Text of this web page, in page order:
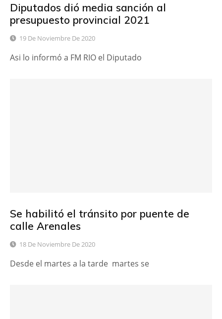
Diputados dió media sanción al
presupuesto provincial 2021
19 De Noviembre De 2020
Asi lo informó a FM RIO el Diputado
Se habilitó el tránsito por puente de
calle Arenales
18 De Noviembre De 2020
Desde el martes a la tarde martes se